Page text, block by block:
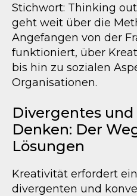
Stichwort: Thinking
geht weit über die
Angefangen von der
funktioniert, über
bis hin zu sozialen
Organisationen.
Divergentes
Denken: Der
Lösungen
Kreativität erfordert
divergenten und